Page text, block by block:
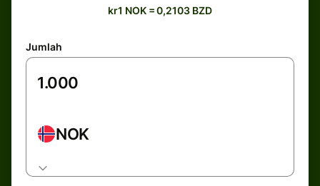
kr1 NOK = 0,2103 BZD
Jumlah
NOK